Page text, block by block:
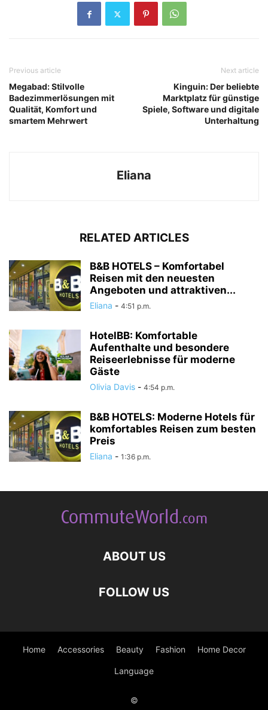
Previous article
Megabad: Stilvolle
Badezimmerlösungen mit
Qualität, Komfort und
smartem Mehrwert
Next article
Kinguin: Der beliebte
Marktplatz für günstige
Spiele, Software und digitale
Unterhaltung
Eliana
RELATED ARTICLES
B&B HOTELS – Komfortabel
Reisen mit den neuesten
Angeboten und attraktiven...
Eliana - 4:51 p.m.
HotelBB: Komfortable
Aufenthalte und besondere
Reiseerlebnisse für moderne
Gäste
Olivia Davis - 4:54 p.m.
B&B HOTELS: Moderne Hotels für
komfortables Reisen zum besten
Preis
Eliana - 1:36 p.m.
ABOUT US
FOLLOW US
Home Accessories Beauty Fashion Home Decor
Language
©